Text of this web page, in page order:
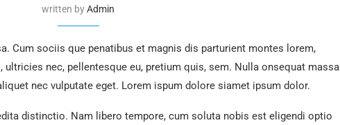
written byAdmin
Cum sociis que penatibus et magnis dis parturient montes lorem,
nec, pellentesque eu, pretium quis, sem. Nulla onsequat massa
nec vulputate eget. Lorem ispum dolore siamet ipsum dolor.
distinctio. Nam libero tempore, cum soluta nobis est eligendi optio